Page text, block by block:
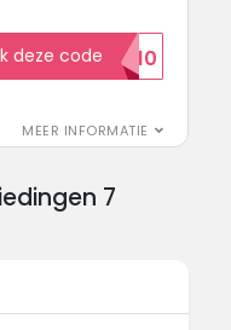
MEER INFORMATIE
deze codeSALE10
7